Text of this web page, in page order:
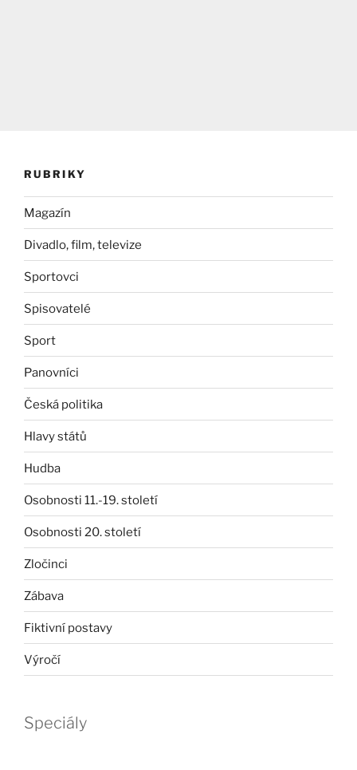
RUBRIKY
Magazín
Divadlo, film, televize
Sportovci
Spisovatelé
Sport
Panovníci
Česká politika
Hlavy států
Hudba
Osobnosti 11.-19. století
Osobnosti 20. století
Zločinci
Zábava
Fiktivní postavy
Výročí
Speciály